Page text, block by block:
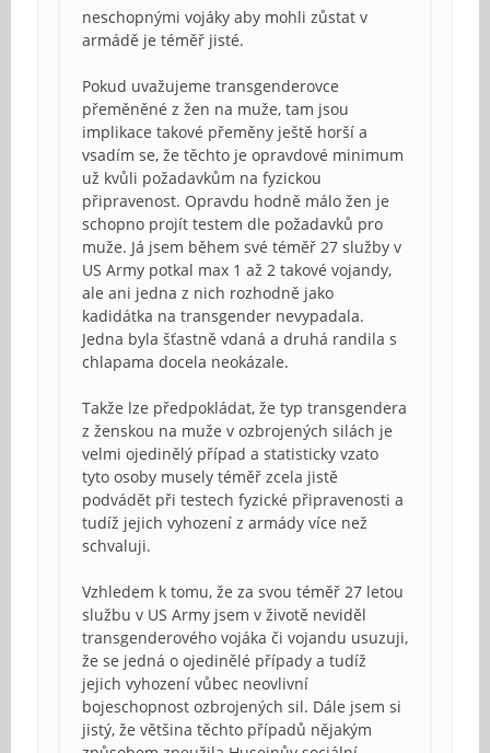
neschopnými vojáky aby mohli zůstat v
armádě je téměř jisté.
Pokud uvažujeme transgenderovce
přeměněné z žen na muže, tam jsou
implikace takové přeměny ještě horší a
vsadím se, že těchto je opravdové minimum
už kvůli požadavkům na fyzickou
připravenost. Opravdu hodně málo žen je
schopno projít testem dle požadavků pro
muže. Já jsem během své téměř 27 služby v
US Army potkal max 1 až 2 takové vojandy,
ale ani jedna z nich rozhodně jako
kadidátka na transgender nevypadala.
Jedna byla šťastně vdaná a druhá randila s
chlapama docela neokázale.
Takže lze předpokládat, že typ transgendera
z ženskou na muže v ozbrojených silách je
velmi ojedinělý případ a statisticky vzato
tyto osoby musely téměř zcela jistě
podvádět při testech fyzické připravenosti a
tudíž jejich vyhození z armády více než
schvaluji.
Vzhledem k tomu, že za svou téměř 27 letou
službu v US Army jsem v životě neviděl
transgenderového vojáka či vojandu usuzuji,
že se jedná o ojedinělé případy a tudíž
jejich vyhození vůbec neovlivní
bojeschopnost ozbrojených sil. Dále jsem si
jistý, že většina těchto případů nějakým